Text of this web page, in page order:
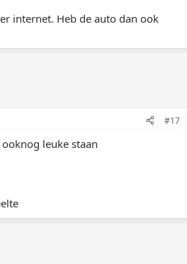
internet. Heb de auto dan ook
#17
leuke staan